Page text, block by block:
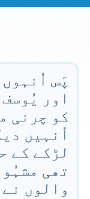
پَس
اور
کو چرنی
اُنہیں
لڑکے کے
تھی
والوں